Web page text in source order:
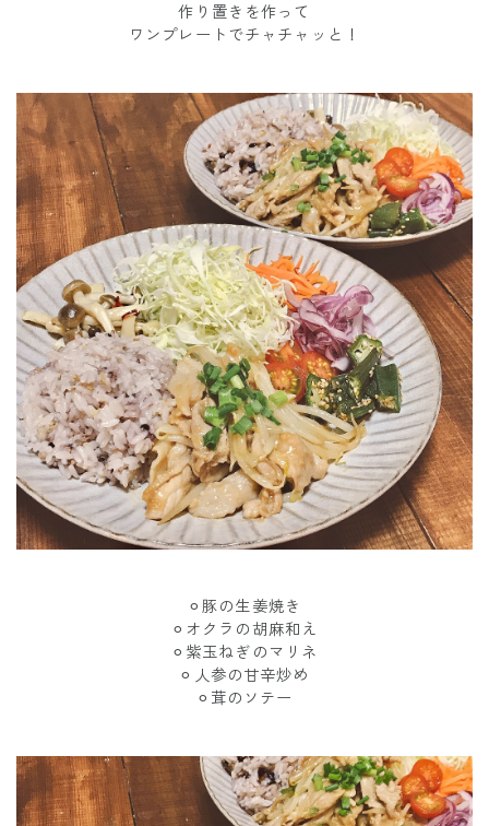
作り置きを作って
ワンプレートでチャチャッと！
⚪︎豚の生姜焼き
⚪︎オクラの胡麻和え
⚪︎紫玉ねぎのマリネ
⚪︎人参の甘辛炒め
⚪︎茸のソテー